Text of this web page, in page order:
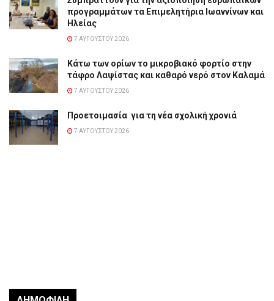
προγραμμάτων τα Επιμελητήρια Ιωαννίνων και
Ηλείας
7 ΑΥΓΟΎΣΤΟΥ 2026
Κάτω των ορίων το μικροβιακό φορτίο στην
τάφρο Λαψίστας και καθαρό νερό στον Καλαμά
7 ΑΥΓΟΎΣΤΟΥ 2026
Προετοιμασία για τη νέα σχολική χρονιά
7 ΑΥΓΟΎΣΤΟΥ 2026